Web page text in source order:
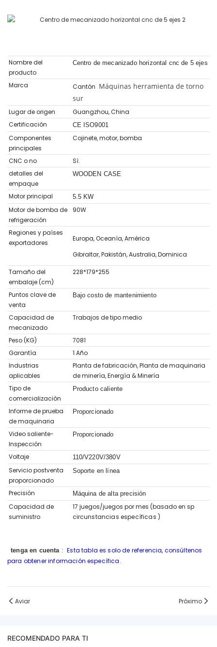
Nombre del
producto
Centro de mecanizado horizontal cnc de 5 ejes
Marca Cantón Máquinas herramienta de torno
sur
Lugar de origen
Guangzhou, China
Certificación
CE ISO9001
Componentes
principales
Cojinete, motor, bomba
CNC o no
Sí.
detalles del
empaque
WOODEN CASE
Motor principal 5.5 KW
Motor de bomba de
refrigeración
90W
Regiones y países
exportadores
Europa, Oceanía, América
Gibraltar, Pakistán, Australia, Dominica
Tamaño del
embalaje (cm)
228*179*255
Puntos clave de
venta
Bajo costo de mantenimiento
Capacidad de
mecanizado
Trabajos de tipo medio
Peso (KG)
7081
Garantía
1 Año
Industrias
aplicables
Planta de fabricación, Planta de maquinaria
de minería, Energía & Minería
Tipo de
comercialización
Producto caliente
Informe de prueba
de maquinaria
Proporcionado
Video saliente-
Inspección
Proporcionado
Voltaje 110/V220V/380V
Servicio postventa
proporcionado
Soporte en línea
Precisión Máquina de alta precisión
Capacidad de
suministro
17 juegos/juegos por mes (basado en sp
circunstancias específicas )
tenga en cuenta : Esta tabla es solo de referencia, consúltenos
para obtener información específica.
Aviar Próximo
RECOMENDADO PARA TI